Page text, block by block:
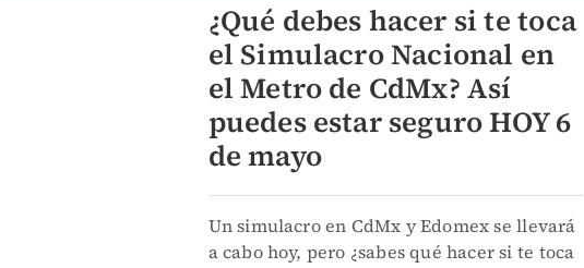
¿Qué debes hacer si te toca
el Simulacro Nacional en
el Metro de CdMx? Así
puedes estar seguro HOY 6
de mayo
Un simulacro en CdMx y Edomex se llevará
a cabo hoy, pero ¿sabes qué hacer si te toca